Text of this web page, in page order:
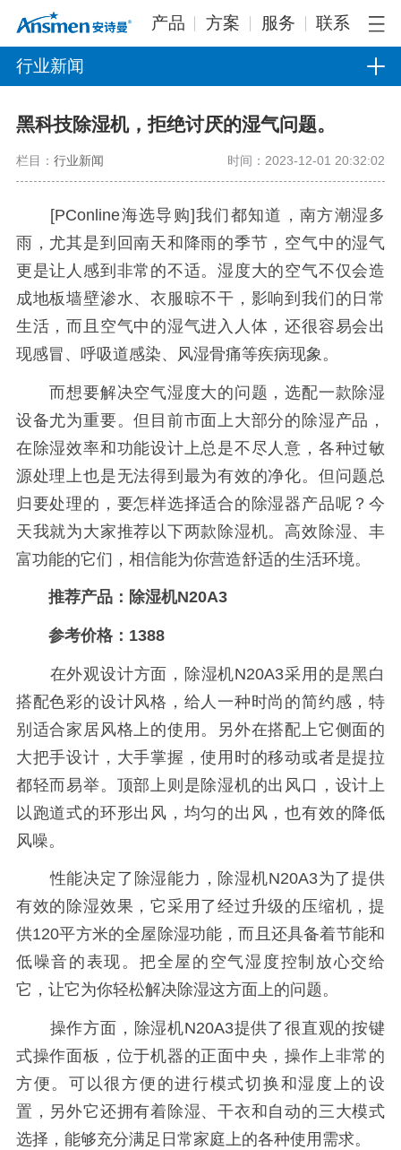
产品 方案 服务 联系
行业新闻
黑科技除湿机，拒绝讨厌的湿气问题。
栏目： 行业新闻 时间：2023-12-01 20:32:02
[PConline海选导购]我们都知道，南方潮湿多
雨，尤其是到回南天和降雨的季节，空气中的湿气
更是让人感到非常的不适。湿度大的空气不仅会造
成地板墙壁渗水、衣服晾不干，影响到我们的日常
生活，而且空气中的湿气进入人体，还很容易会出
现感冒、呼吸道感染、风湿骨痛等疾病现象。
而想要解决空气湿度大的问题，选配一款除湿
设备尤为重要。但目前市面上大部分的除湿产品，
在除湿效率和功能设计上总是不尽人意，各种过敏
源处理上也是无法得到最为有效的净化。但问题总
归要处理的，要怎样选择适合的除湿器产品呢？今
天我就为大家推荐以下两款除湿机。高效除湿、丰
富功能的它们，相信能为你营造舒适的生活环境。
推荐产品：除湿机N20A3
参考价格：1388
在外观设计方面，除湿机N20A3采用的是黑白
搭配色彩的设计风格，给人一种时尚的简约感，特
别适合家居风格上的使用。另外在搭配上它侧面的
大把手设计，大手掌握，使用时的移动或者是提拉
都轻而易举。顶部上则是除湿机的出风口，设计上
以跑道式的环形出风，均匀的出风，也有效的降低
风噪。
性能决定了除湿能力，除湿机N20A3为了提供
有效的除湿效果，它采用了经过升级的压缩机，提
供120平方米的全屋除湿功能，而且还具备着节能和
低噪音的表现。把全屋的空气湿度控制放心交给
它，让它为你轻松解决除湿这方面上的问题。
操作方面，除湿机N20A3提供了很直观的按键
式操作面板，位于机器的正面中央，操作上非常的
方便。可以很方便的进行模式切换和湿度上的设
置，另外它还拥有着除湿、干衣和自动的三大模式
选择，能够充分满足日常家庭上的各种使用需求。